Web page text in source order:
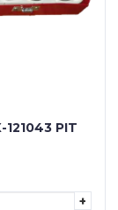
121043 PIT
+